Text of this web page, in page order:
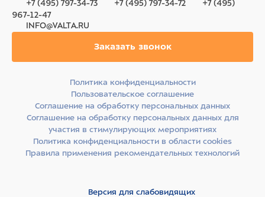
+7 (495) 797-34-73 +7 (495) 797-34-72
+7 (495)
967-12-47
INFO@VALTA.RU
Заказать звонок
Политика конфиденциальности
Пользовательское соглашение
Соглашение на обработку персональных данных
Соглашение на обработку персональных данных для
участия в стимулирующих мероприятиях
Политика конфиденциальности в области cookies
Правила применения рекомендательных технологий
Версия для слабовидящих